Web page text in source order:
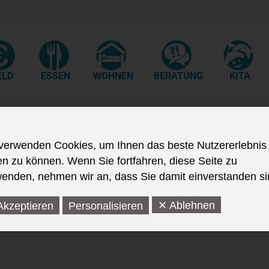
ESSEN WOHNEN BERATUNG KITA
ipsum dolor sit amet, consectetur adipiscing elit. Ut elit
Cookies, um Ihnen das beste Nutzererlebnis
zu können. Wenn Sie fortfahren, diese Seite zu
nehmen wir an, dass Sie damit einverstanden
Personalisieren ✕ Ablehnen